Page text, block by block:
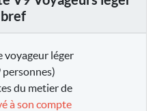
voyageur léger
personnes)
du metier de
à son compte